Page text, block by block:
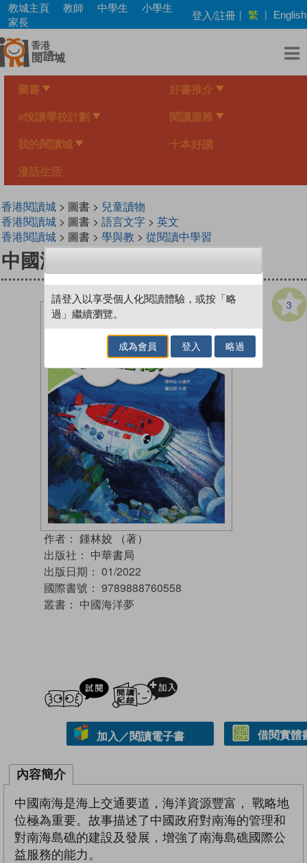
Skip
main
content
教城主頁 教師 中學生
小學生
家長
登入/註冊 | 繁 | English
圖書 好書推介
e悅讀學校計劃 閱讀服務
我的閱讀城 十本好讀
漫話生活
香港閱讀城> 圖書 > 兒童讀物
香港閱讀城> 圖書 > 語言文字> 英文
香港閱讀城> 圖書 > 學與教 > 從閱讀中學習
中國海洋夢：卧龍南海
3
作者： 鍾林姣 （著）
出版社： 中華書局
出版日期： 01/2022
國際書號： 9789888760558
叢書： 中國海洋夢
試閲
加入／閱讀電子書 借閱實體
內容簡介
中國南海是海上交通要道，海洋資源豐富， 戰略地
位極為重要。故事描述了中國政府對南海的管理和
對南海島礁的建設及發展，增強了南海島礁國際公
益服務的能力。
請登入以享受個人化閱讀體驗，或按「略
過」繼續瀏覽。
成為會員 登入 略過